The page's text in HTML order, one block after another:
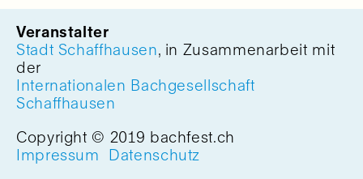
Veranstalter
Stadt Schaffhausen, in Zusammenarbeit mit
der
Internationalen Bachgesellschaft
Schaffhausen
Copyright © 2019 bachfest.ch
Impressum
Datenschutz